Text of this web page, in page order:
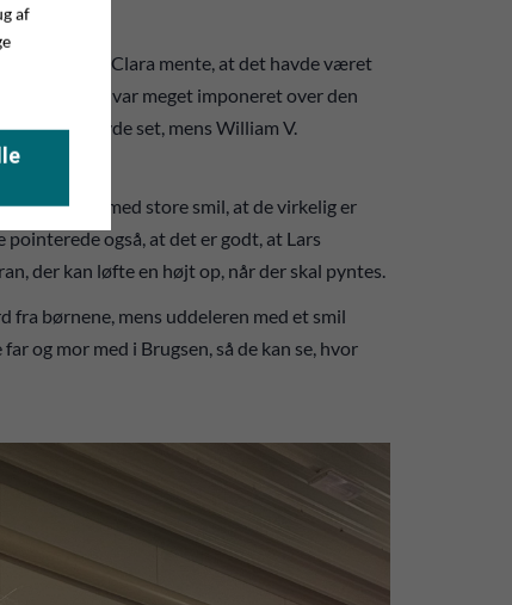
træ, og Clara mente, at det havde været
William S. var meget imponeret over den
han havde set, mens William V.
hinanden med store smil, at de virkelig er
også, at det er godt, at Lars
der kan løfte en højt op, når der skal pyntes.
fra børnene, mens uddeleren med et smil
og mor med i Brugsen, så de kan se, hvor
af